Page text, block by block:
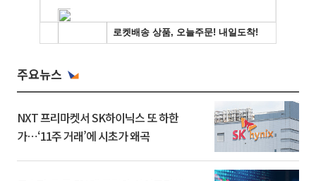
주요뉴스
NXT 프리마켓서 SK하이닉스 또 하한
가⋯‘11주 거래’에 시초가 왜곡